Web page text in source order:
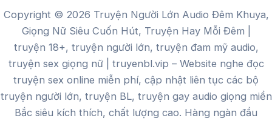
Copyright © 2026 Truyện Người Lớn Audio Đêm Khuya,
Giọng Nữ Siêu Cuốn Hút, Truyện Hay Mỗi Đêm |
truyện 18+, truyện người lớn, truyện đam mỹ audio,
truyện sex giọng nữ | truyenbl.vip – Website nghe đọc
truyện sex online miễn phí, cập nhật liên tục các bộ
truyện người lớn, truyện BL, truyện gay audio giọng miền
Bắc siêu kích thích, chất lượng cao. Hàng ngàn đầu